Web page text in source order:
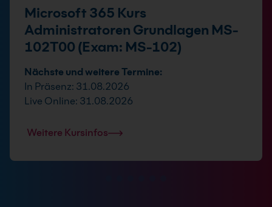
Microsoft 365 Kurs
Administratoren Grundlagen MS-
102T00 (Exam: MS-102)
Nächste und weitere Termine:
In Präsenz: 31.08.2026
Live Online: 31.08.2026
Weitere Kursinfos